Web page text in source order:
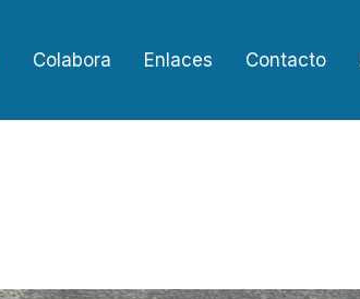
Colabora Enlaces Contacto